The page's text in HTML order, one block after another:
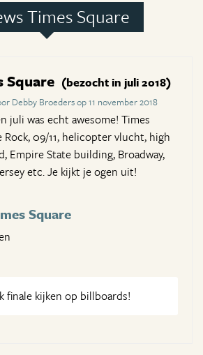
Times Square
Square (bezocht in juli 2018)
Debby Broeders op 11 november 2018
juli was echt awesome! Times
Rock, 09/11, helicopter vlucht, high
Empire State building, Broadway,
etc. Je kijkt je ogen uit!
Square
finale kijken op billboards!